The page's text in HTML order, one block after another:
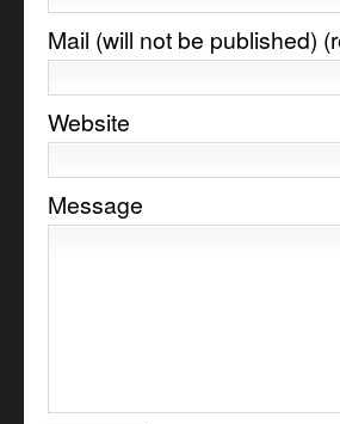
Mail (will not be published)
Website
Message